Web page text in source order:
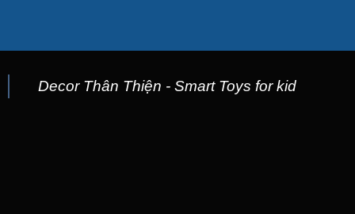
Decor Thân Thiện - Smart Toys for kid